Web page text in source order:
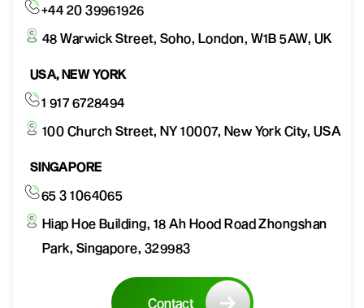
+44 20 39961926
48 Warwick Street, Soho, London, W1B 5AW, UK
USA, NEW YORK
1 917 6728494
100 Church Street, NY 10007, New York City, USA
SINGAPORE
65 3 1064065
Hiap Hoe Building, 18 Ah Hood Road Zhongshan
Park, Singapore, 329983
Contact